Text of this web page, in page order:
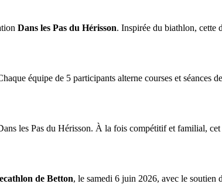
Dans les Pas du Hérisson. Inspirée du biathlon, cette
équipe de 5 participants alterne courses et séances
les Pas du Hérisson. À la fois compétitif et familial,
de Betton, le samedi 6 juin 2026, avec le soutien